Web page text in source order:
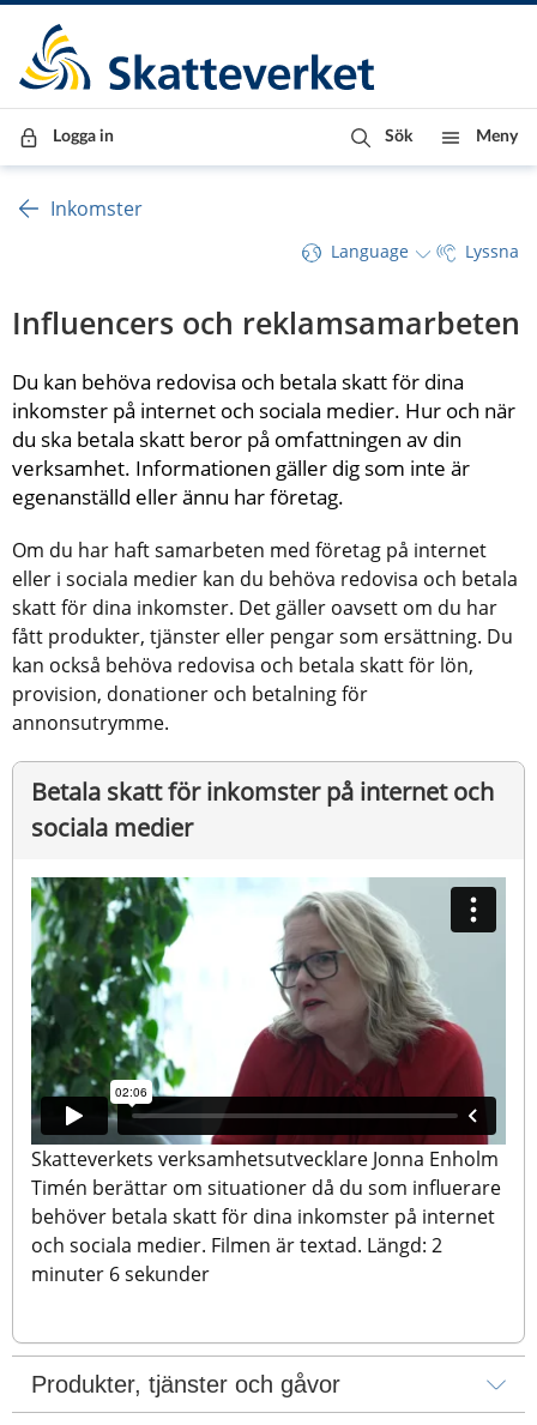
Till innehåll
Till navigationen
Till chattrobot
Logga in Sök Meny
Inkomster
Language Lyssna
Influencers och reklamsamarbeten
Du kan behöva redovisa och betala skatt för dina
inkomster på internet och sociala medier. Hur och när
du ska betala skatt beror på omfattningen av din
verksamhet. Informationen gäller dig som inte är
egenanställd eller ännu har företag.
Om du har haft samarbeten med företag på internet
eller i sociala medier kan du behöva redovisa och betala
skatt för dina inkomster. Det gäller oavsett om du har
fått produkter, tjänster eller pengar som ersättning. Du
kan också behöva redovisa och betala skatt för lön,
provision, donationer och betalning för
annonsutrymme.
Betala skatt för inkomster på internet och
sociala medier
Skatteverkets verksamhetsutvecklare Jonna Enholm
Timén berättar om situationer då du som influerare
behöver betala skatt för dina inkomster på internet
och sociala medier. Filmen är textad. Längd: 2
minuter 6 sekunder
Produkter, tjänster och gåvor